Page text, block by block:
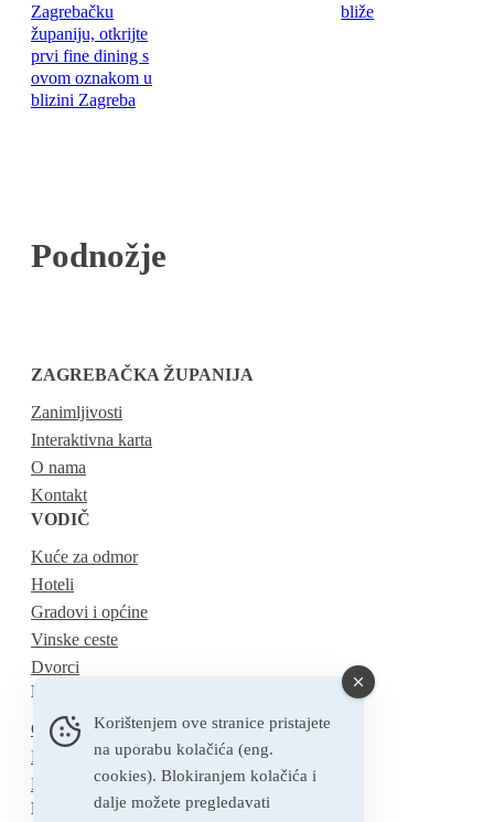
Zagrebačku
županiju, otkrijte
prvi fine dining s
ovom oznakom u
blizini Zagreba
bliže
Podnožje
ZAGREBAČKA ŽUPANIJA
Zanimljivosti
Interaktivna karta
O nama
Kontakt
VODIČ
Kuće za odmor
Hoteli
Gradovi i općine
Vinske ceste
Dvorci
DOŽIVITE
Gastronomija
Digitalni nomadi
Dan u Zagrebačkoj županiji
DRUŠTVENE MREŽE
Korištenjem ove stranice pristajete
na uporabu kolačića (eng.
cookies). Blokiranjem kolačića i
dalje možete pregledavati